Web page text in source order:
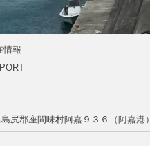
情報
尻郡座間味村阿嘉９３６（阿嘉港）